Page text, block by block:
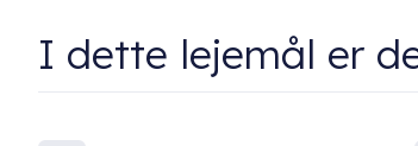
I dette lejemål er